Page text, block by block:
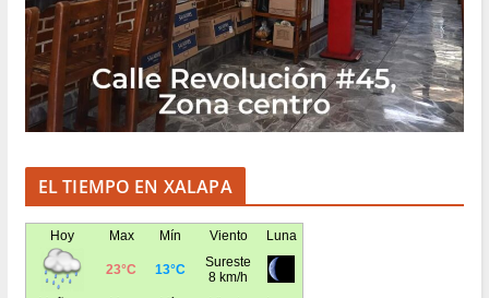
EL TIEMPO EN XALAPA